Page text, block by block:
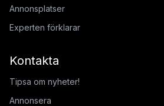
Annonsplatser
Experten förklarar
Kontakta
Tipsa om nyheter!
Annonsera